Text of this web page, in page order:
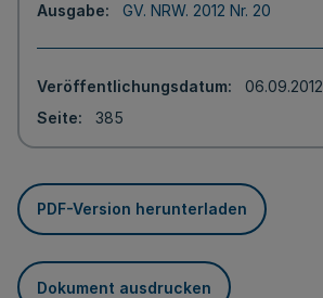
Ausgabe
GV. NRW. 2012 Nr. 20
Veröffentlichungsdatum
06.09.2012
Seite
385
PDF-Version herunterladen
Dokument ausdrucken